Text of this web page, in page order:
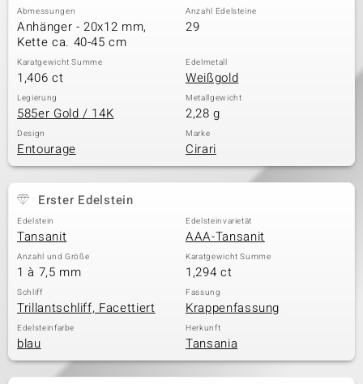
Collection
Classics
Abmessungen
Anhänger - 20x12 mm,
Kette ca. 40-45 cm
Anzahl Edelsteine
29
Karatgewicht Summe
1,406 ct
Edelmetall
Weißgold
Legierung
585er Gold / 14K
Metallgewicht
2,28 g
Design
Entourage
Marke
Cirari
Erster Edelstein
Edelstein
Tansanit
Edelsteinvarietät
AAA-Tansanit
Anzahl und Größe
1 à 7,5 mm
Karatgewicht Summe
1,294 ct
Schliff
Trillantschliff, Facettiert
Fassung
Krappenfassung
Edelsteinfarbe
blau
Herkunft
Tansania